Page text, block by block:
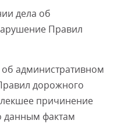
дела об
Правил
административном
дорожного
причинение
данным фактам